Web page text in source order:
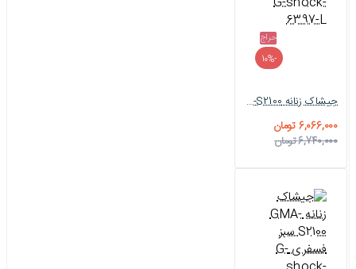
حراج
-10%
جیشاک زنانه GMA-S2100 مشکی G-shock-6397-L
6,066,000 تومان
6,740,000 تومان